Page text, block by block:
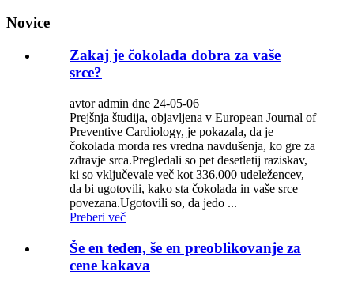
Novice
Zakaj je čokolada dobra za vaše
srce?
avtor admin dne 24-05-06
Prejšnja študija, objavljena v European Journal of
Preventive Cardiology, je pokazala, da je
čokolada morda res vredna navdušenja, ko gre za
zdravje srca.Pregledali so pet desetletij raziskav,
ki so vključevale več kot 336.000 udeležencev,
da bi ugotovili, kako sta čokolada in vaše srce
povezana.Ugotovili so, da jedo ...
Preberi več
Še en teden, še en preoblikovanje za
cene kakava